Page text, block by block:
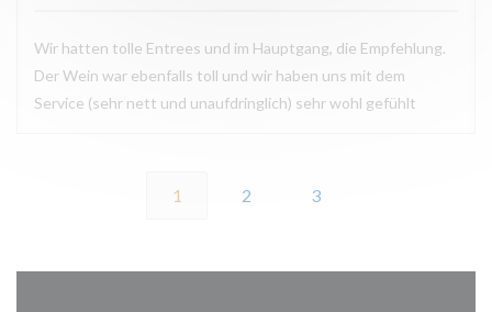
Wir hatten tolle Entrees und im Hauptgang, die Empfehlung.
Der Wein war ebenfalls toll und wir haben uns mit dem
Service (sehr nett und unaufdringlich) sehr wohl gefühlt
1 2 3